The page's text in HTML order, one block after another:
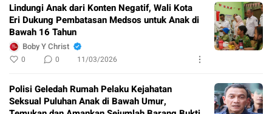
Lindungi Anak dari Konten Negatif, Wali Kota
Eri Dukung Pembatasan Medsos untuk Anak di
Bawah 16 Tahun
Boby Y Christ
0 0 11/03/2026
Polisi Geledah Rumah Pelaku Kejahatan
Seksual Puluhan Anak di Bawah Umur,